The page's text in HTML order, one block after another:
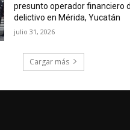
presunto operador financiero
delictivo en Mérida, Yucatán
julio 31, 2026
Cargar más